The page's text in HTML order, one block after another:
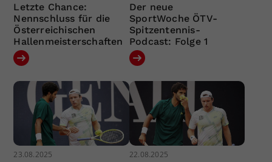
Letzte Chance:
Nennschluss für die
Österreichischen
Hallenmeisterschaften
Der neue
SportWoche ÖTV-
Spitzentennis-
Podcast: Folge 1
23.08.2025 22.08.2025